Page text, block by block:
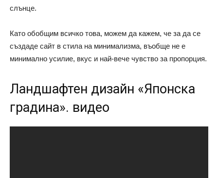
слънце.
Като обобщим всичко това, можем да кажем, че за да се
създаде сайт в стила на минимализма, въобще не е
минимално усилие, вкус и най-вече чувство за пропорция.
Ландшафтен дизайн «Японска
градина». видео